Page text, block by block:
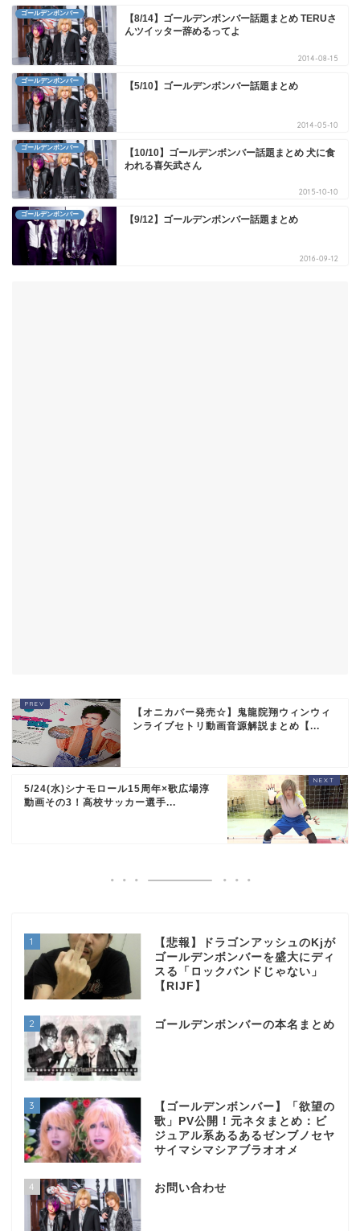
ゴールデンボンバー
【8/14】ゴールデンボンバー話題まとめ TERUさ
んツイッター辞めるってよ
2014-08-15
ゴールデンボンバー 【5/10】ゴールデンボンバー話題まとめ
2014-05-10
ゴールデンボンバー
【10/10】ゴールデンボンバー話題まとめ 犬に食
われる喜矢武さん
2015-10-10
ゴールデンボンバー 【9/12】ゴールデンボンバー話題まとめ
2016-09-12
【オニカバー発売☆】鬼龍院翔ウィンウィ
ンライブセトリ動画音源解説まとめ【...
5/24(水)シナモロール15周年×歌広場淳
動画その3！高校サッカー選手...
1
【悲報】ドラゴンアッシュのKjが
ゴールデンボンバーを盛大にディ
スる「ロックバンドじゃない」
【RIJF】
2 ゴールデンボンバーの本名まとめ
3
【ゴールデンボンバー】「欲望の
歌」PV公開！元ネタまとめ：ビ
ジュアル系あるあるゼンブノセヤ
サイマシマシアブラオオメ
4 お問い合わせ